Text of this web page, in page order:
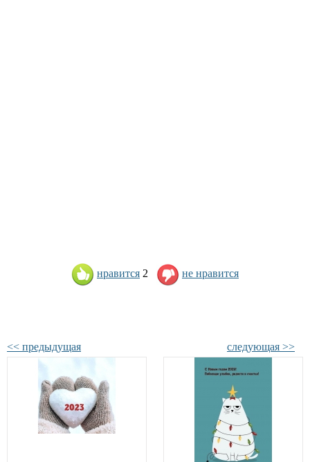
нравится 2 не нравится
<< предыдущая следующая >>